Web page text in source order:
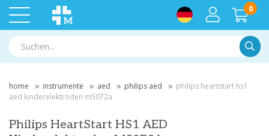
0
home instrumente aed philips aed
philips heartstart hs1
aed kinderelektroden m5072a
Philips HeartStart HS1 AED